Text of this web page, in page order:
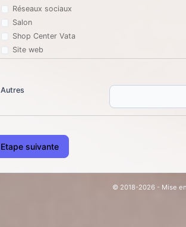
Réseaux sociaux
Salon
Shop Center Vata
Site web
Autres
Etape suivante
© 2018-2026 - Mise